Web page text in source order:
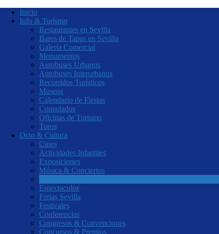
Inicio
Info & Turismo
Restaurantes en Sevilla
Bares de Tapas en Sevilla
Galería Comercial
Monumentos
Autobuses Urbanos
Autobuses Interurbanos
Recorridos Turísticos
Museos
Calendario de Fiestas
Consulados
Oficinas de Turismo
Toros
Ocio & Cultura
Cines
Actividades Infantiles
Exposiciones
Música & Conciertos
Espectaculos
Ferias Sevilla
Festivales
Conferencias
Congresos & Convenciones
Concursos & Premios